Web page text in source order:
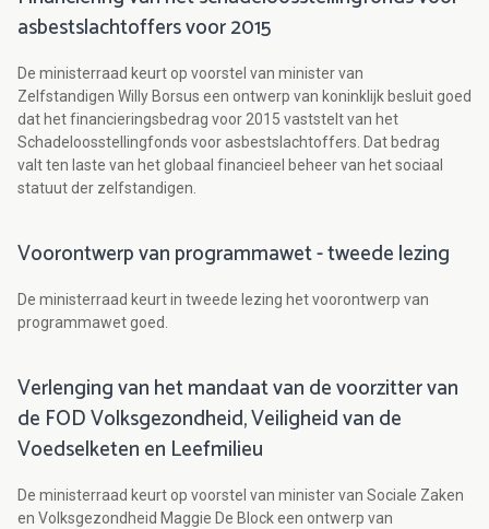
asbestslachtoffers voor 2015
De ministerraad keurt op voorstel van minister van
Zelfstandigen Willy Borsus een ontwerp van koninklijk besluit goed
dat het financieringsbedrag voor 2015 vaststelt van het
Schadeloosstellingfonds voor asbestslachtoffers. Dat bedrag
valt ten laste van het globaal financieel beheer van het sociaal
statuut der zelfstandigen.
Voorontwerp van programmawet - tweede lezing
De ministerraad keurt in tweede lezing het voorontwerp van
programmawet goed.
Verlenging van het mandaat van de voorzitter van
de FOD Volksgezondheid, Veiligheid van de
Voedselketen en Leefmilieu
De ministerraad keurt op voorstel van minister van Sociale Zaken
en Volksgezondheid Maggie De Block een ontwerp van